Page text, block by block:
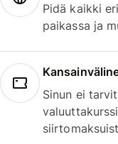
Pidä kaikki
paikassa ja
Sinun ei